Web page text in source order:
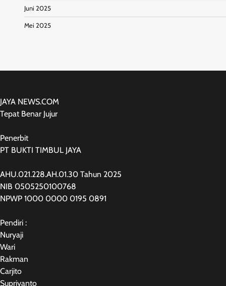
Juni 2025
Mei 2025
JAYA NEWS.COM
Tepat Benar Jujur
Penerbit
PT BUKTI TIMBUL JAYA
AHU.021.228.AH.01.30 Tahun 2025
NIB 0505250100768
NPWP 1000 0000 0195 0891
Pendiri :
Nuryaji
Wari
Rakman
Carjito
Supriyanto